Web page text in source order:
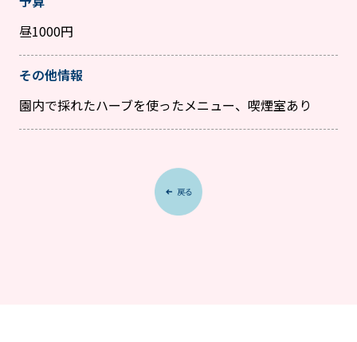
昼1000円
その他情報
園内で採れたハーブを使ったメニュー、喫煙室あり